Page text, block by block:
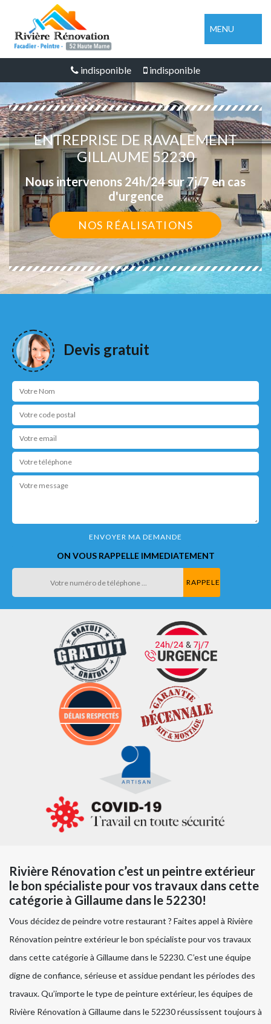
MENU
indisponible indisponible
ENTREPRISE DE RAVALEMENT
GILLAUME 52230
Nous intervenons 24h/24 sur 7j/7 en cas
d'urgence
NOS RÉALISATIONS
Devis gratuit
ON VOUS RAPPELLE IMMEDIATEMENT
Rivière Rénovation c’est un peintre extérieur
le bon spécialiste pour vos travaux dans cette
catégorie à Gillaume dans le 52230!
Vous décidez de peindre votre restaurant ? Faites appel à Rivière
Rénovation peintre extérieur le bon spécialiste pour vos travaux
dans cette catégorie à Gillaume dans le 52230. C’est une équipe
digne de confiance, sérieuse et assidue pendant les périodes des
travaux. Qu’importe le type de peinture extérieur, les équipes de
Rivière Rénovation à Gillaume dans le 52230 réussissent toujours à